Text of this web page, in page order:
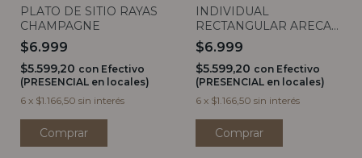
PLATO DE SITIO RAYAS
CHAMPAGNE
$6.999
$5.599,20 con Efectivo
(PRESENCIAL en locales)
6 x $1.166,50 sin interés
INDIVIDUAL
RECTANGULAR ARECA
ORO
$6.999
$5.599,20 con Efectivo
(PRESENCIAL en locales)
6 x $1.166,50 sin interés